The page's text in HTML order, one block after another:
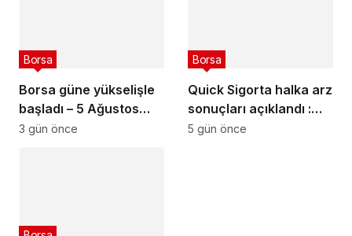
Borsa güne yükselişle
başladı – 5 Ağustos
2026
Borsa
3 gün önce
Quick Sigorta halka arz
sonuçları açıklandı :
Quick Sigorta (QUICK)
Borsa
5 gün önce